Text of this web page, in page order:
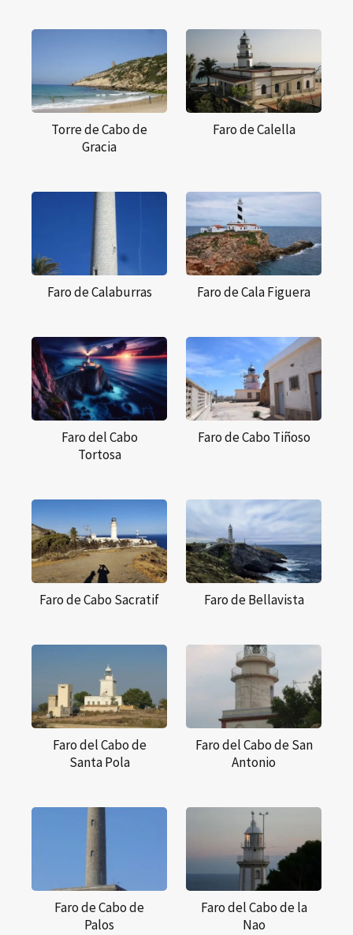
Torre de Cabo de
Gracia
Faro de Calella
Faro de Calaburras Faro de Cala Figuera
Faro del Cabo
Tortosa
Faro de Cabo Tiñoso
Faro de Cabo Sacratif Faro de Bellavista
Faro del Cabo de
Santa Pola
Faro del Cabo de San
Antonio
Faro de Cabo de
Palos
Faro del Cabo de la
Nao